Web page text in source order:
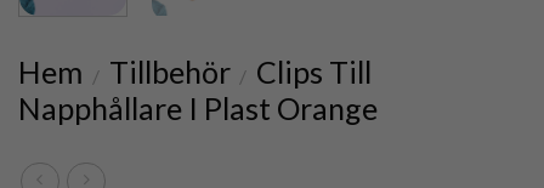
Hem / Tillbehör / Clips Till
Napphållare I Plast Orange